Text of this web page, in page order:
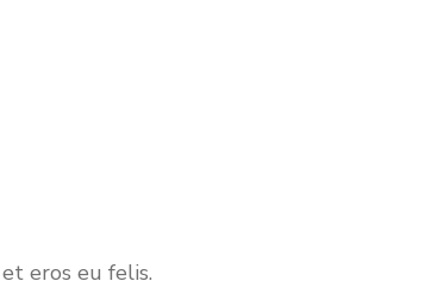
eros eu felis.